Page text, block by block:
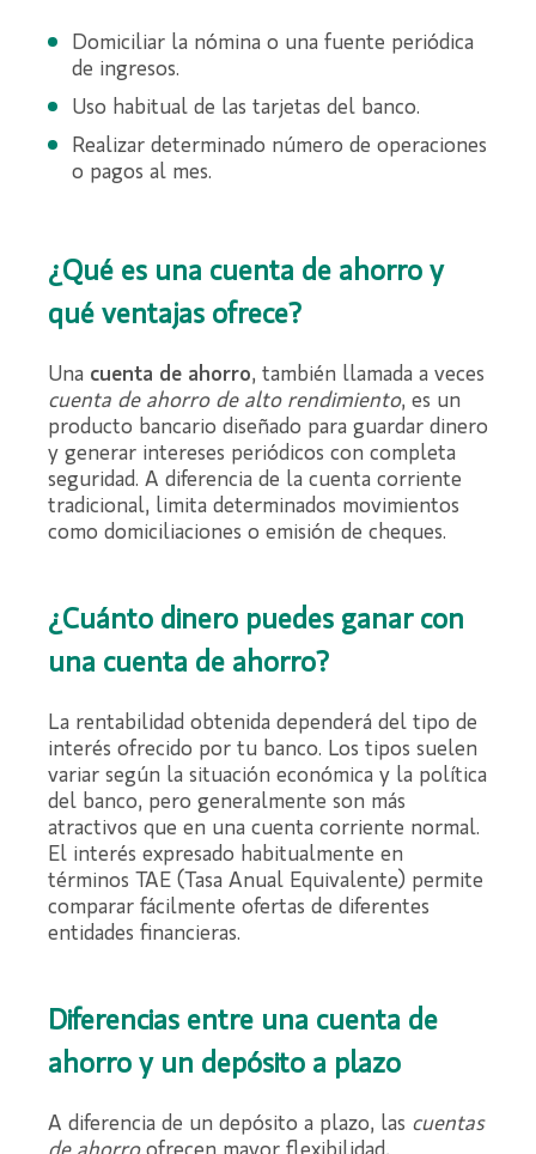
Domiciliar la nómina o una fuente periódica
de ingresos.
Uso habitual de las tarjetas del banco.
Realizar determinado número de operaciones
o pagos al mes.
¿Qué es una cuenta de ahorro y
qué ventajas ofrece?
Una cuenta de ahorro, también llamada a veces
cuenta de ahorro de alto rendimiento, es un
producto bancario diseñado para guardar dinero
y generar intereses periódicos con completa
seguridad. A diferencia de la cuenta corriente
tradicional, limita determinados movimientos
como domiciliaciones o emisión de cheques.
¿Cuánto dinero puedes ganar con
una cuenta de ahorro?
La rentabilidad obtenida dependerá del tipo de
interés ofrecido por tu banco. Los tipos suelen
variar según la situación económica y la política
del banco, pero generalmente son más
atractivos que en una cuenta corriente normal.
El interés expresado habitualmente en
términos TAE (Tasa Anual Equivalente) permite
comparar fácilmente ofertas de diferentes
entidades financieras.
Diferencias entre una cuenta de
ahorro y un depósito a plazo
A diferencia de un depósito a plazo, las cuentas